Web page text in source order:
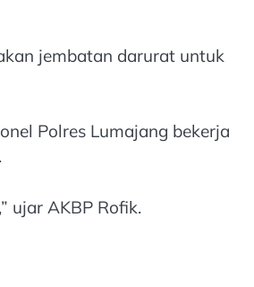
jembatan darurat untuk
Polres Lumajang bekerja
ujar AKBP Rofik.